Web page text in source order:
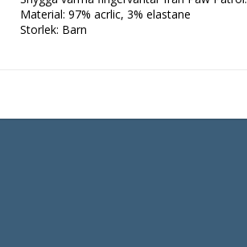
Material: 97% acrlic, 3% elastane
Storlek: Barn